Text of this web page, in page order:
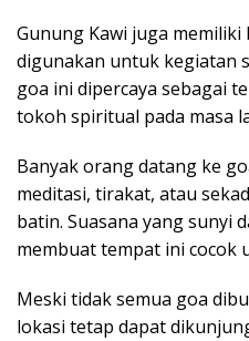
Gunung Kawi juga
digunakan untuk kegiatan
goa ini dipercaya sebagai
tokoh spiritual pada masa
Banyak orang datang ke
meditasi, tirakat, atau
batin. Suasana yang sunyi
membuat tempat ini cocok
Meski tidak semua goa
lokasi tetap dapat